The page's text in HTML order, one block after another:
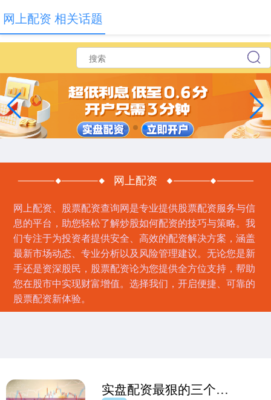
网上配资
网上配资、股票配资查询网是专业提供股票配资服务与信
息的平台，助您轻松了解炒股如何配资的技巧与策略。我
们专注于为投资者提供安全、高效的配资解决方案，涵盖
最新市场动态、专业分析以及风险管理建议。无论您是新
手还是资深股民，股票配资论为您提供全方位支持，帮助
您在股市中实现财富增值。选择我们，开启便捷、可靠的
股票配资新体验。
网上配资 相关话题
实盘配资最狠的三个平台 还要抓多少人才罢休？美国边境巡逻队指挥官：全部